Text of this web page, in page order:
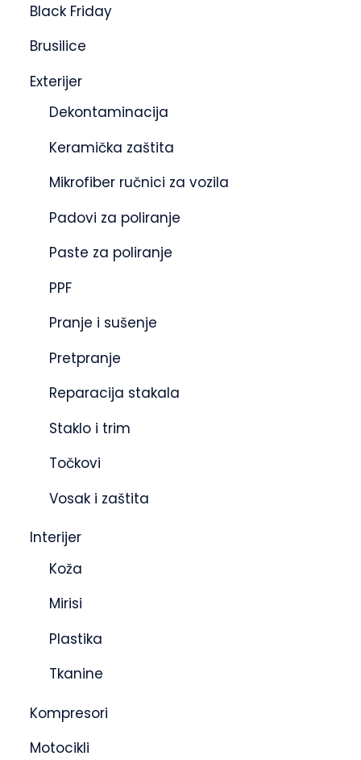
Black Friday
Brusilice
Exterijer
Dekontaminacija
Keramička zaštita
Mikrofiber ručnici za vozila
Padovi za poliranje
Paste za poliranje
PPF
Pranje i sušenje
Pretpranje
Reparacija stakala
Staklo i trim
Točkovi
Vosak i zaštita
Interijer
Koža
Mirisi
Plastika
Tkanine
Kompresori
Motocikli